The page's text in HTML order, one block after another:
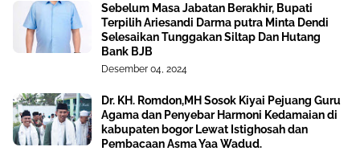
Sebelum Masa Jabatan Berakhir, Bupati
Terpilih Ariesandi Darma putra Minta Dendi
Selesaikan Tunggakan Siltap Dan Hutang
Bank BJB
Desember 04, 2024
Dr. KH. Romdon,MH Sosok Kiyai Pejuang Guru
Agama dan Penyebar Harmoni Kedamaian di
kabupaten bogor Lewat Istighosah dan
Pembacaan Asma Yaa Wadud.